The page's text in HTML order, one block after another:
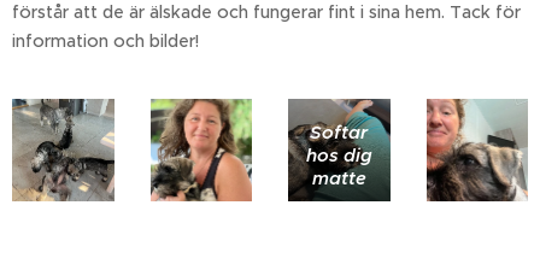
förstår att de är älskade och fungerar fint i sina hem. Tack för
information och bilder!
Softar
hos dig
matte